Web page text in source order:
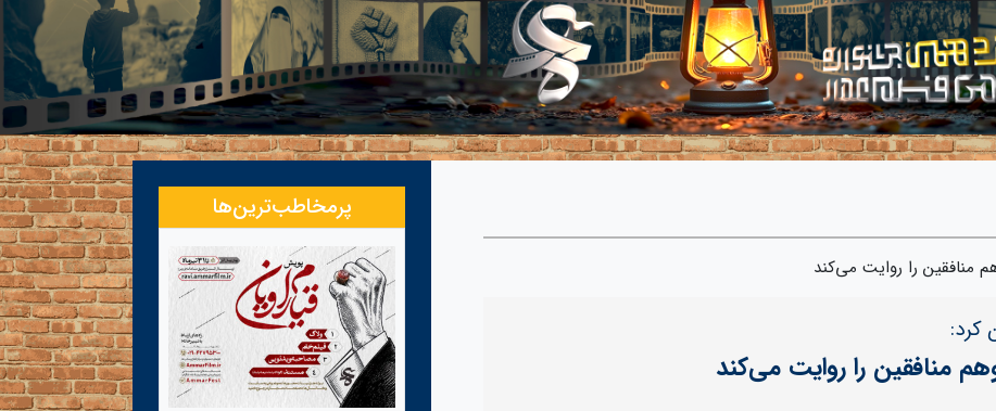
منافقین را روایت می‌کند
کرد:
منافقین را روایت می‌کند
پرمخاطب‌ترین‌ها